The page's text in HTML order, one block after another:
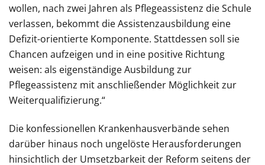
wollen, nach zwei Jahren als Pflegeassistenz die Schule
verlassen, bekommt die Assistenzausbildung eine
Defizit-orientierte Komponente. Stattdessen soll sie
Chancen aufzeigen und in eine positive Richtung
weisen: als eigenständige Ausbildung zur
Pflegeassistenz mit anschließender Möglichkeit zur
Weiterqualifizierung.“
Die konfessionellen Krankenhausverbände sehen
darüber hinaus noch ungelöste Herausforderungen
hinsichtlich der Umsetzbarkeit der Reform seitens der